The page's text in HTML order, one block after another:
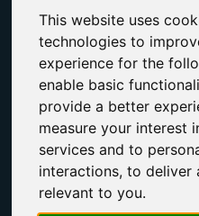
This website uses
technologies to
experience for the
enable basic
provide a better
measure your interest
services and to
interactions,to deliver
relevant to you.
Broadberry ASUS Servers
capacity of 2 TB.